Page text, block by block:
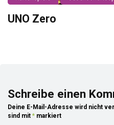
UNO Zero
Schreibe einen
Deine E-Mail-Adresse wird nicht
sind mit * markiert